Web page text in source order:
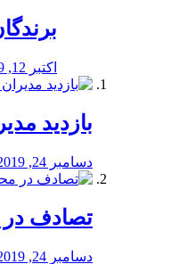
اکتبر 12, 2019
بازدید
دسامبر 24, 2019
تصادف در
دسامبر 24, 2019